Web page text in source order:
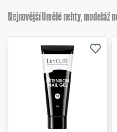
Nejnovější Umělé nehty, modeláž